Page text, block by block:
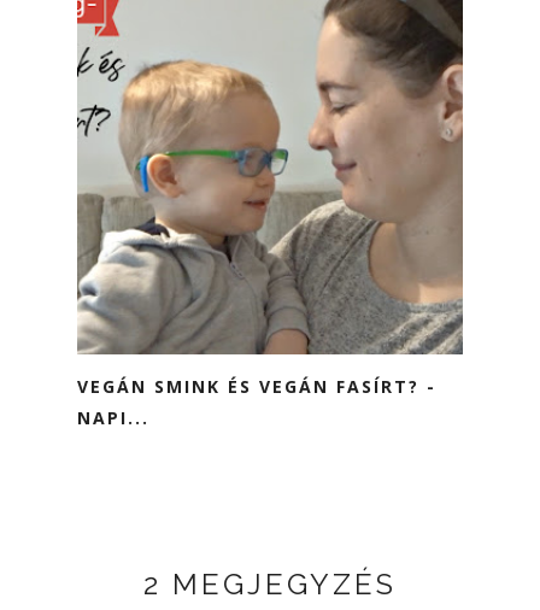
VEGÁN SMINK ÉS VEGÁN FASÍRT? -
NAPI...
2 MEGJEGYZÉS